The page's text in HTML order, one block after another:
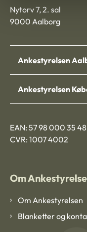
Nytorv 7, 2. sal
9000 Aalborg
Ankestyrelsen
Ankestyrelsen
EAN: 57 98 000 35 48
CVR: 1007 4002
Om
Om Ankestyrelsen
Blanketter og